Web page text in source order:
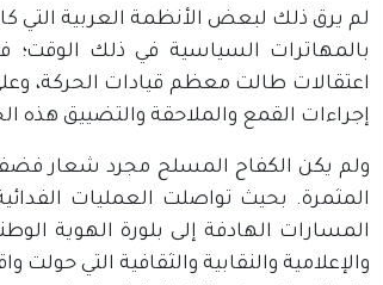
لم يرق ذلك لبعض الأنظمة العربية
بالمهاترات السياسية في ذلك
اعتقالات طالت معظم قيادات الحركة،
إجراءات القمع والملاحقة والتضييق هذه
ولم يكن الكفاح المسلح مجرد شعار
المثمرة. بحيث تواصلت العمليات
المسارات الهادفة إلى بلورة الهوية
والإعلامية والنقابية والثقافية التي